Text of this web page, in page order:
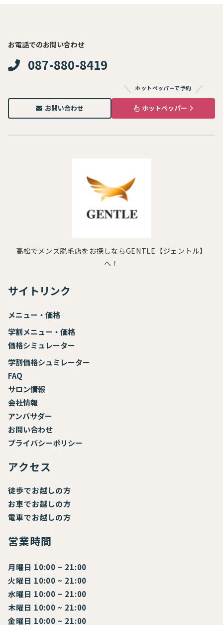
お電話でのお問い合わせ
087-880-8419
お問い合わせ
ホットペッパーで予約
ホットペッパー
高松でメンズ脱毛店をお探しならGENTLE【ジェントル】
へ！
サイトリンク
メニュー・価格
学割メニュー・価格
価格シミュレーター
学割価格シュミレーター
FAQ
サロン情報
会社情報
アンバサダー
お問い合わせ
プライバシーポリシー
アクセス
徒歩でお越しの方
お車でお越しの方
電車でお越しの方
営業時間
月曜日 10:00 ~ 21:00
火曜日 10:00 ~ 21:00
水曜日 10:00 ~ 21:00
木曜日 10:00 ~ 21:00
金曜日 10:00 ~ 21:00